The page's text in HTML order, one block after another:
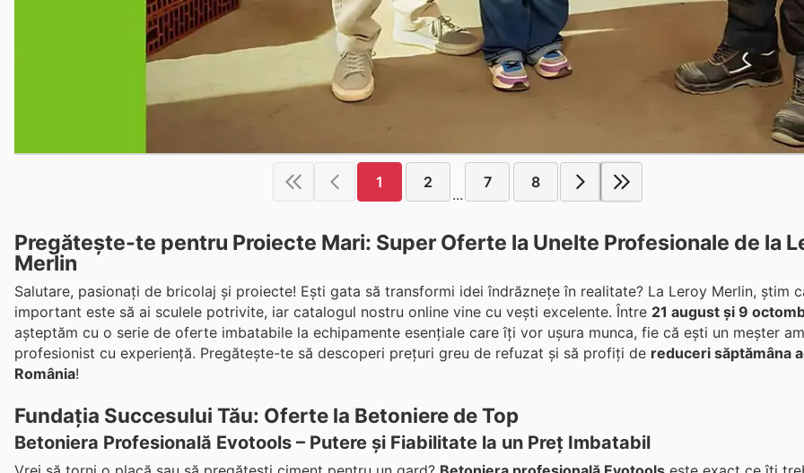
1 2
...
7 8
Pregătește-te pentru Proiecte Mari: Super Oferte la Unelte Profesionale de la
Merlin
Salutare, pasionați de bricolaj și proiecte! Ești gata să transformi idei îndrăznețe în realitate? La Leroy Merlin, știm
important este să ai sculele potrivite, iar catalogul nostru online vine cu vești excelente. Între 21 august și 9
așteptăm cu o serie de oferte imbatabile la echipamente esențiale care îți vor ușura munca, fie că ești un meșter
profesionist cu experiență. Pregătește-te să descoperi prețuri greu de refuzat și să profiți de reduceri săptămâna
România!
Fundația Succesului Tău: Oferte la Betoniere de Top
Betoniera Profesională Evotools – Putere și Fiabilitate la un Preț Imbatabil